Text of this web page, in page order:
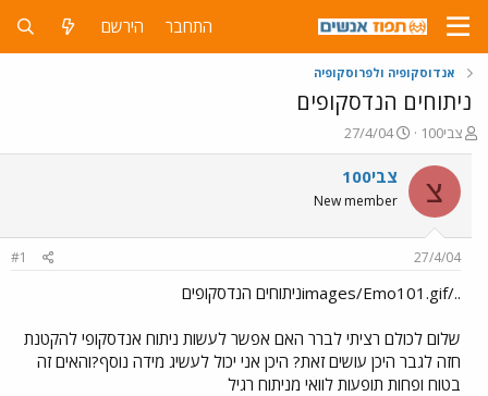
התחבר הירשם
אנדוסקופיה ולפרוסקופיה
ניתוחים הנדסקופים
פ
ו
ת
ח
ה
ש
צבי100
פ
ו
ר
ם
ר
27/4/04
צ צבי100
New member
27/4/04
#1
../images/Emo101.gifניתוחים הנדסקופים
שלום לכולם רציתי לברר האם אפשר לעשות ניתוח אנדסקופי להקטנת
חזה לגבר היכן עושים זאת? היכן אני יכול לעשיג מידה נוסף?והאים זה
בטוח ופחות תופעות לוואי מניתוח רגיל